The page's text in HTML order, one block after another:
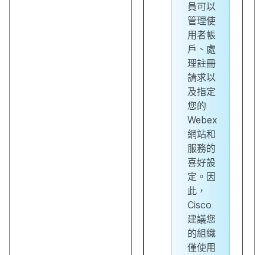
員可以
管理使
用者帳
戶、處
理註冊
請求以
及指定
您的
Webex
網站和
服務的
喜好設
定。因
此，
Cisco
建議您
的組織
僅使用